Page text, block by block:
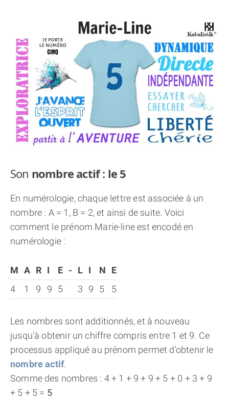
Son nombre actif : le 5
En numérologie, chaque lettre est associée à un
nombre : A = 1, B = 2, et ainsi de suite. Voici
comment le prénom Marie-line est encodé en
numérologie :
M A R I E - L I N
E
4
1 9 9 5 3 9 5 5
Les nombres sont additionnés, et à nouveau
jusqu'à obtenir un chiffre compris entre 1 et 9. Ce
processus appliqué au prénom permet d'obtenir le
nombre actif.
Somme des nombres : 4 + 1 + 9 + 9 + 5 + 0 + 3 + 9
+ 5 + 5 = 5
THÈME « DOUBLE JE »
APPRENDRE LA NUMÉROLOGIE
EXPLORER LA NUMÉROLOGIE
70.000 PRÉNOMS
(À PROPOS)